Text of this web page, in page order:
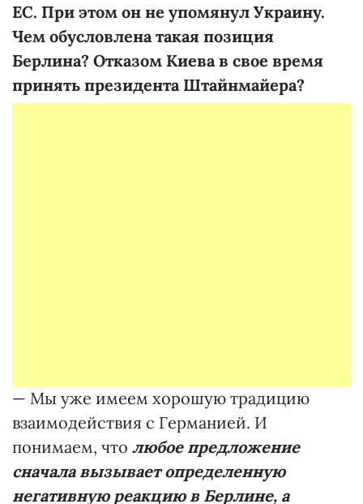
ЕС. При этом он не упомянул Украину.
Чем обусловлена такая позиция
Берлина? Отказом Киева в свое время
принять президента Штайнмайера?
— Мы уже имеем хорошую традицию
взаимодействия с Германией. И
понимаем, что любое предложение
сначала вызывает определенную
негативную реакцию в Берлине, а